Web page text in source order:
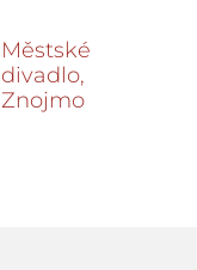
Městské
divadlo,
Znojmo